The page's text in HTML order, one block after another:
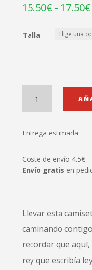
15.50€ - 17.50€
Talla
Palencia
cantidad
Entrega estimada:
Coste de envío 4.5€
Envío gratis en
Llevar esta
caminando
recordar que
rey que escribía